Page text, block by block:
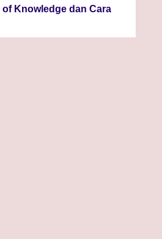
of Knowledge dan Cara